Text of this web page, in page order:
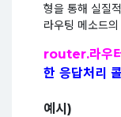
형을 통해 실질
라우팅 메소드
router.라우
한 응답처리
예시)